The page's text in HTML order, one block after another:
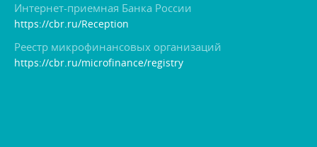
Интернет-приемная Банка России
https://cbr.ru/Reception
Реестр микрофинансовых организаций
https://cbr.ru/microfinance/registry